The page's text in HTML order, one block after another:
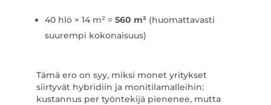
40 hlö × 14 m² = 560 m²(huomattavasti
suurempi kokonaisuus)
Tämä ero on syy, miksi monet yritykset
siirtyvät hybridiin ja monitilamalleihin:
kustannus per työntekijä pienenee, mutta